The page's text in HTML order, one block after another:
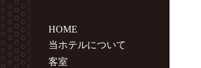
HOME
当ホテルについて
客室